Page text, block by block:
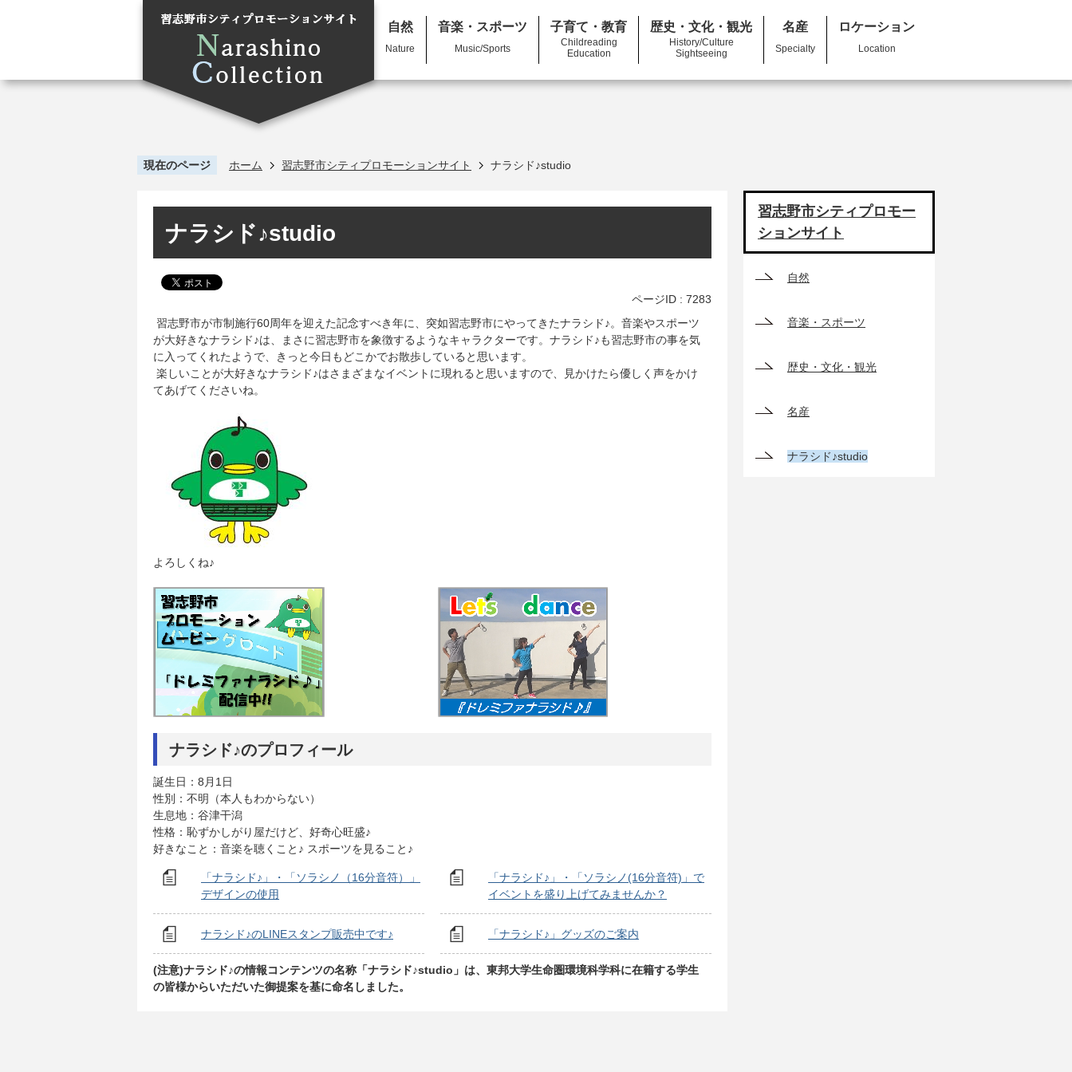
自然
Nature
音楽 ・スポーツ
Music/Sports
子育て ・教育
Childreading
Education
歴史・文化・観光
History/Culture
Sightseeing
名産
Specialty
ロケーション
Location
現在のページ ホーム 習志野市シティプロモーションサイト ナラシド♪studio
ナラシド♪studio
ページID : 7283
習志野市が市制施行60周年を迎えた記念すべき年に、突如習志野市にやってきたナラシド♪。音楽やスポーツ
が大好きなナラシド♪は、まさに習志野市を象徴するようなキャラクターです。ナラシド♪も習志野市の事を気
に入ってくれたようで、きっと今日もどこかでお散歩していると思います。
楽しいことが大好きなナラシド♪はさまざまなイベントに現れると思いますので、見かけたら優しく声をかけ
てあげてくださいね。
よろしくね♪
ナラシド♪のプロフィール
誕生日：8月1日
性別：不明（本人もわからない）
生息地：谷津干潟
性格：恥ずかしがり屋だけど、好奇心旺盛♪
好きなこと：音楽を聴くこと♪ スポーツを見ること♪
「ナラシド♪」・「ソラシノ（16分音符）」
デザインの使用
「ナラシド♪」・「ソラシノ(16分音符)」で
イベントを盛り上げてみませんか？
ナラシド♪のLINEスタンプ販売中です♪ 「ナラシド♪」グッズのご案内
(注意)ナラシド♪の情報コンテンツの名称「ナラシド♪studio」は、東邦大学生命圏環境科学科に在籍する学生
の皆様からいただいた御提案を基に命名しました。
習志野市シティプロモー
ションサイト
自然
音楽・スポーツ
歴史・文化・観光
名産
ナラシド♪studio